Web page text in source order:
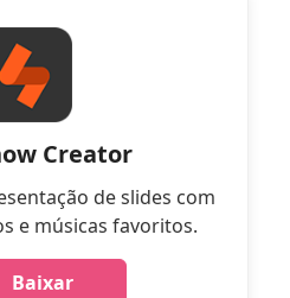
Creator
de slides com
e músicas favoritos.
Baixar